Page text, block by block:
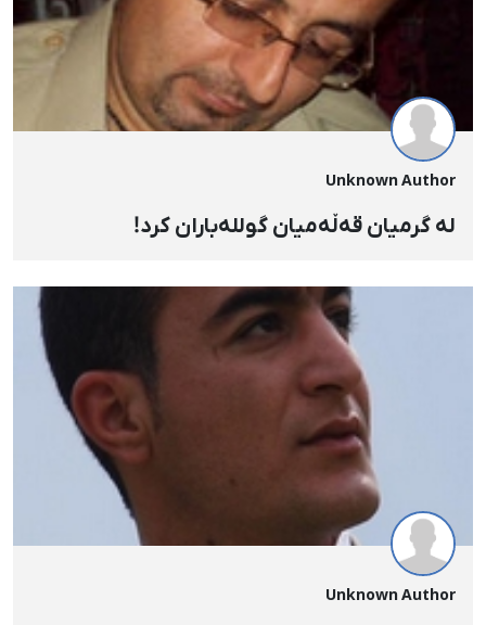
Unknown Author
لە گرمیان قەڵەمیان گوللەباران کرد!
Unknown Author